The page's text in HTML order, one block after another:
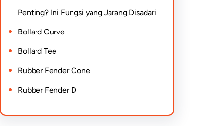
Penting? Ini Fungsi yang Jarang Disadari
Bollard Curve
Bollard Tee
Rubber Fender Cone
Rubber Fender D